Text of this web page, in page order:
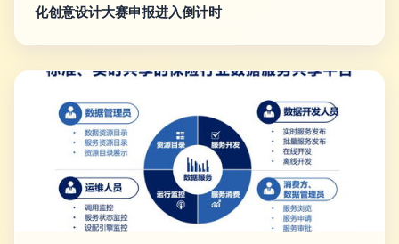
化创意设计大赛申报进入倒计时